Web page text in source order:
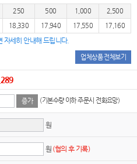
250 500 1,000
2,500
18,330 17,940 17,550 17,160
자세히 안내해 드립니다.
업체상품 전체보기
증가 (기본수량 이하 주문시 전화요망)
원
원 (협의 후 기록)